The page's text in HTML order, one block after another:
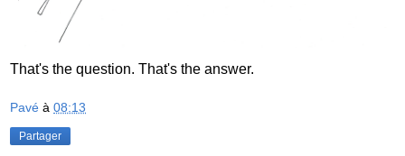
That's the question. That's the answer.
Pavé à 08:13
Partager